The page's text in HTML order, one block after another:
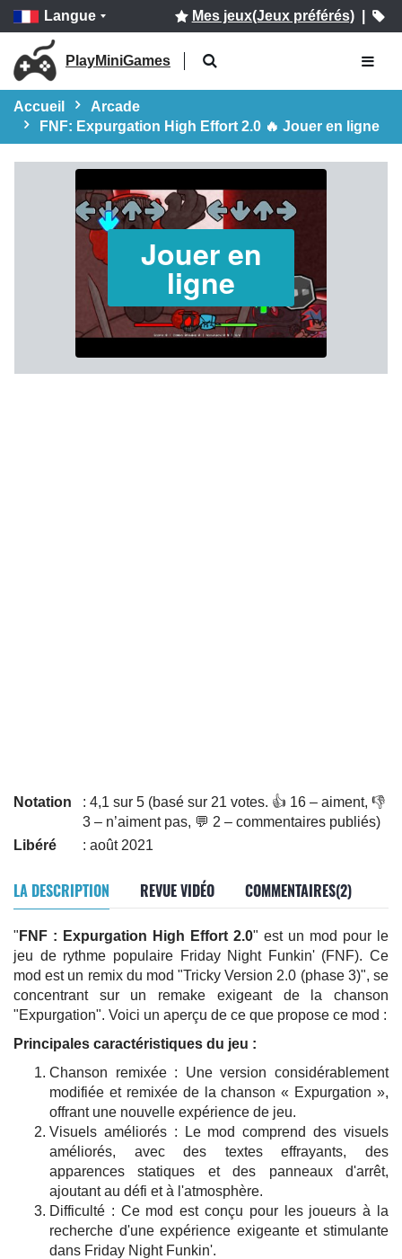
Langue Mes jeux(Jeux préférés)|
PlayMiniGames
Accueil
Arcade
FNF: Expurgation High Effort 2.0 🔥 Jouer en ligne
Jouer en
ligne
Notation
: 4,1 sur 5 (basé sur 21 votes. 👍 16 – aiment, 👎
3 – n’aiment pas, 💬 2 – commentaires publiés)
Libéré
: août 2021
LA DESCRIPTION REVUE VIDÉO COMMENTAIRES(2)
" FNF : Expurgation High Effort 2.0" est un mod pour le
jeu de rythme populaire Friday Night Funkin' (FNF). Ce
mod est un remix du mod "Tricky Version 2.0 (phase 3)", se
concentrant sur un remake exigeant de la chanson
"Expurgation". Voici un aperçu de ce que propose ce mod :
Principales caractéristiques du jeu :
Chanson remixée : Une version considérablement
modifiée et remixée de la chanson « Expurgation »,
offrant une nouvelle expérience de jeu.
Visuels améliorés : Le mod comprend des visuels
améliorés, avec des textes effrayants, des
apparences statiques et des panneaux d'arrêt,
ajoutant au défi et à l'atmosphère.
Difficulté : Ce mod est conçu pour les joueurs à la
recherche d'une expérience exigeante et stimulante
dans Friday Night Funkin'.